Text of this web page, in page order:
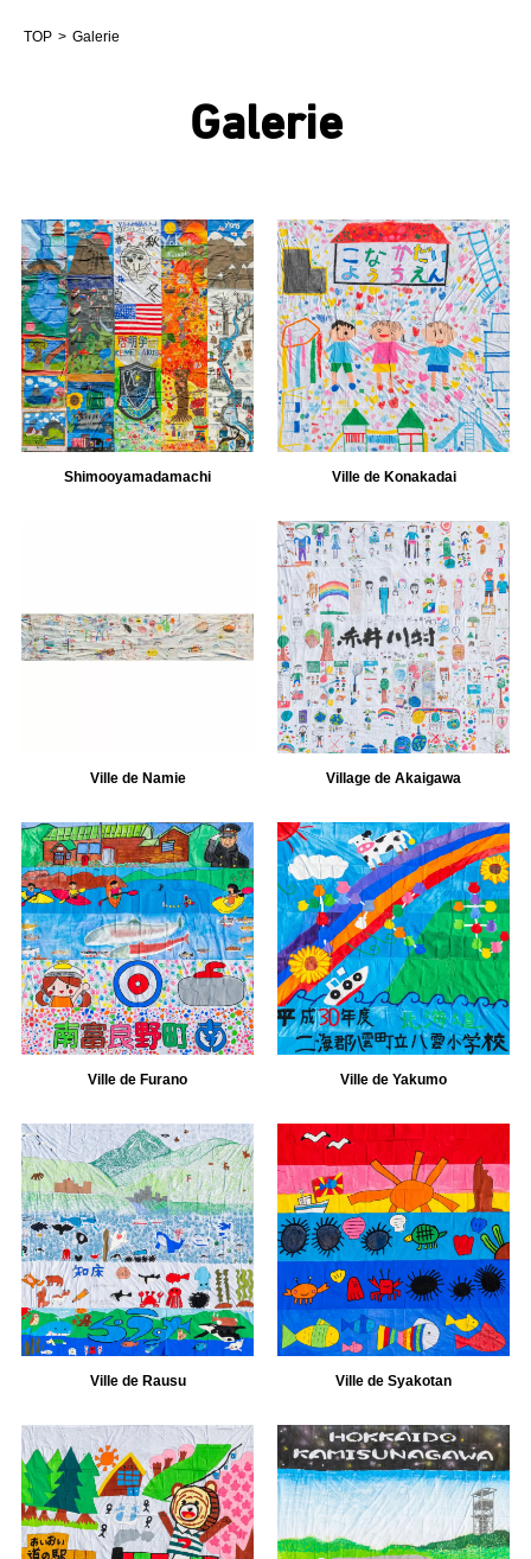
TOP Galerie
Galerie
Shimooyamadamachi Ville de Konakadai
Ville de Namie Village de Akaigawa
Ville de Furano Ville de Yakumo
Ville de Rausu Ville de Syakotan